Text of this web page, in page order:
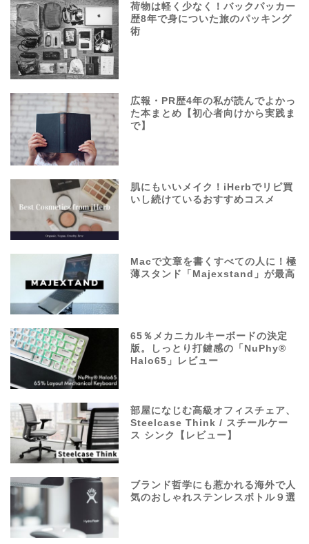
荷物は軽く少なく！バックパッカー
歴8年で身についた旅のパッキング
術
広報・PR歴4年の私が読んでよかっ
た本まとめ【初心者向けから実践ま
で】
肌にもいいメイク！iHerbでリピ買
いし続けているおすすめコスメ
Macで文章を書くすべての人に！極
薄スタンド「Majexstand」が最高
65％メカニカルキーボードの決定
版。しっとり打鍵感の「NuPhy®
Halo65」レビュー
部屋になじむ高級オフィスチェア、
Steelcase Think / スチールケー
ス シンク【レビュー】
ブランド哲学にも惹かれる海外で人
気のおしゃれステンレスボトル９選